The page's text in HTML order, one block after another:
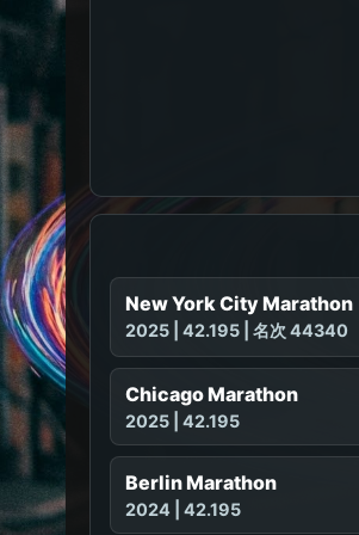
New York City Marathon
2025 | 42.195 | 名次 44340
Chicago Marathon
2025 | 42.195
Berlin Marathon
2024 | 42.195